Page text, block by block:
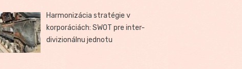
Harmonizácia stratégie v
korporáciách: SWOT pre inter-
divizionálnu jednotu